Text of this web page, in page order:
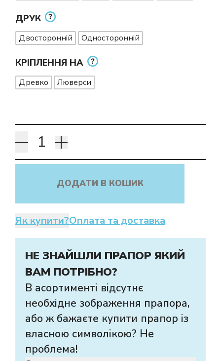
ДРУК
Двосторонній Односторонній
КРІПЛЕННЯ НА
Древко Люверси
ДОДАТИ В КОШИК
Як купити?Оплата та доставка
НЕ ЗНАЙШЛИ ПРАПОР ЯКИЙ
ВАМ ПОТРІБНО?
В асортименті відсутнє
необхідне зображення прапора,
або ж бажаєте купити прапор із
власною символікою? Не
проблема!